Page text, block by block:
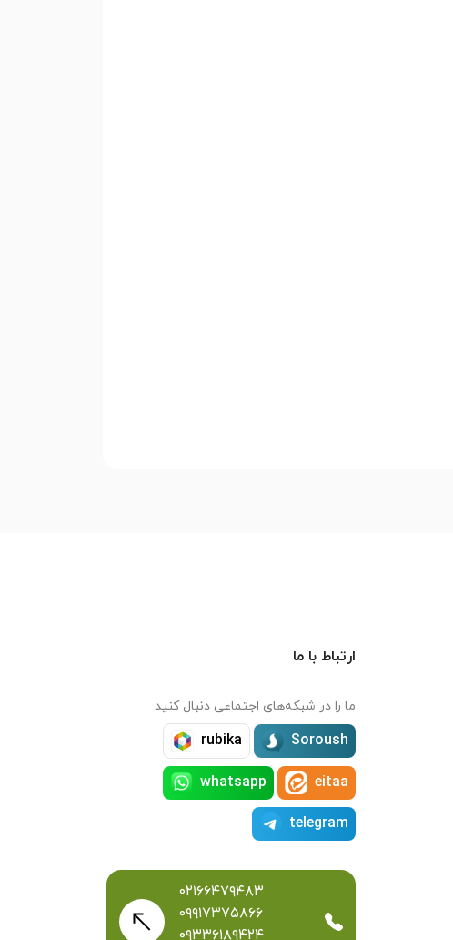
ارتباط با ما
ما را در شبکه‌های اجتماعی دنبال کنید
Soroush
rubika
eitaa
whatsapp
telegram
۰۲۱۶۶۴۷۹۴۸۳
۰۹۹۱۷۳۷۵۸۶۶
۰۹۳۳۶۱۸۹۴۲۴